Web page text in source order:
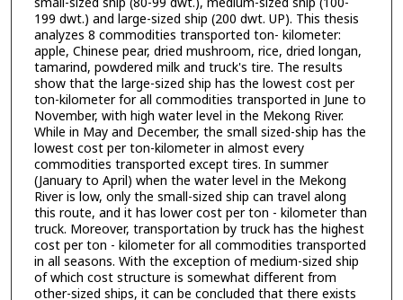
199 dwt.) and large-sized ship (200 dwt. UP). This thesis
analyzes 8 commodities transported ton- kilometer:
apple, Chinese pear, dried mushroom, rice, dried longan,
tamarind, powdered milk and truck's tire. The results
show that the large-sized ship has the lowest cost per
ton-kilometer for all commodities transported in June to
November, with high water level in the Mekong River.
While in May and December, the small sized-ship has the
lowest cost per ton-kilometer in almost every
commodities transported except tires. In summer
(January to April) when the water level in the Mekong
River is low, only the small-sized ship can travel along
this route, and it has lower cost per ton - kilometer than
truck. Moreover, transportation by truck has the highest
cost per ton - kilometer for all commodities transported
in all seasons. With the exception of medium-sized ship
of which cost structure is somewhat different from
other-sized ships, it can be concluded that there exists